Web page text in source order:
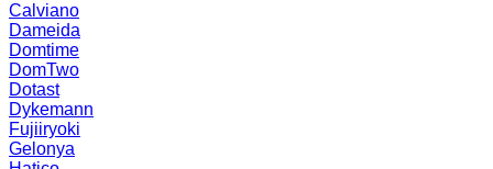
Calviano
Dameida
Domtime
DomTwo
Dotast
Dykemann
Fujiiryoki
Gelonya